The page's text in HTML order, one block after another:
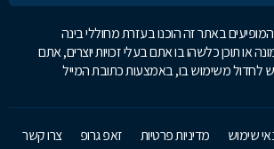
באתר זה הוכנו בעזרת מחוללי בינה
או תוכן כלשהו בו אתם בעלי זכויות יוצרים, אתם
לחדול משימוש בו, באמצעות כתובת המייל
שימוש מדיניות פרטיות זאפ גרופ צרו קשר